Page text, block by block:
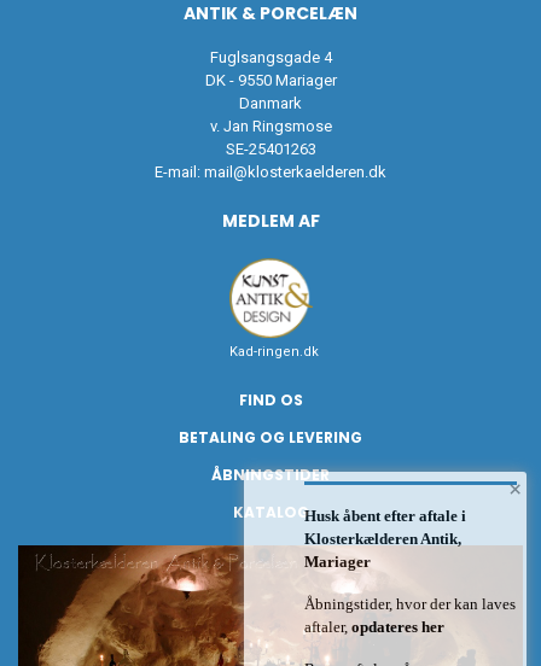
ANTIK & PORCELÆN
Fuglsangsgade 4
DK - 9550 Mariager
Danmark
v. Jan Ringsmose
SE-25401263
E-mail: mail@klosterkaelderen.dk
MEDLEM AF
Kad-ringen.dk
FIND OS
BETALING OG LEVERING
ÅBNINGSTIDER
KATALOG
×
Husk åbent efter aftale i
Klosterkælderen Antik,
Mariager
Åbningstider, hvor der kan laves
aftaler, opdateres her